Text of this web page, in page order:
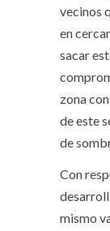
vecinos
en
sacar
zona
de este
de
Con
mismo